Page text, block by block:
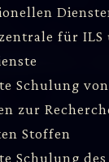
für ILS
Schulung von
zur
Stoffen
Schulung des